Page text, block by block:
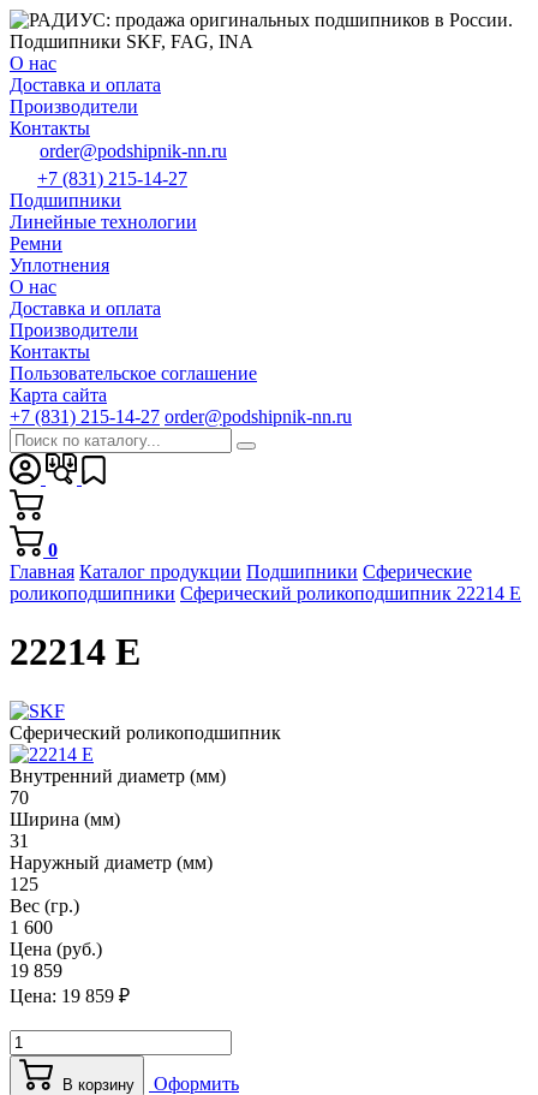
О нас
Доставка и оплата
Производители
Контакты
order@podshipnik-nn.ru
+7 (831) 215-14-27
Подшипники
Линейные технологии
Ремни
Уплотнения
О нас
Доставка и оплата
Производители
Контакты
Пользовательское соглашение
Карта сайта
+7 (831) 215-14-27 order@podshipnik-nn.ru
0
Главная Каталог продукции Подшипники Сферические
роликоподшипники Сферический роликоподшипник 22214 E
22214 E
Сферический роликоподшипник
Внутренний диаметр (мм)
70
Ширина (мм)
31
Наружный диаметр (мм)
125
Вес (гр.)
1 600
Цена (руб.)
19 859
Цена: 19 859 ₽
В корзину
Оформить